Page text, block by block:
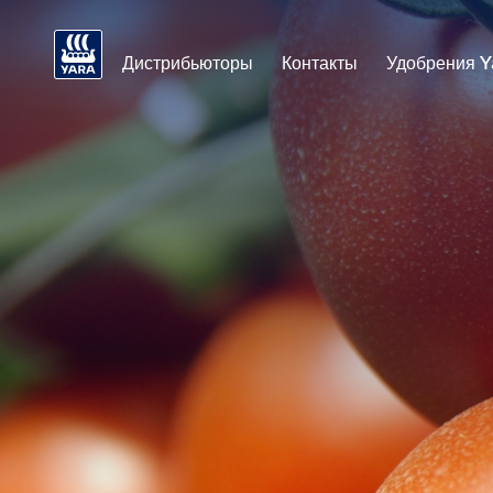
Дистрибьюторы Контакты Удобрения